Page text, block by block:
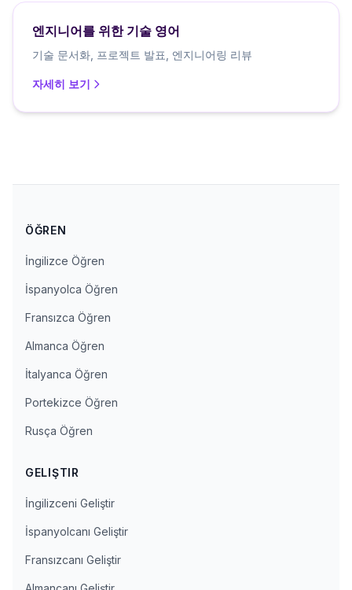
엔지니어를 위한 기술 영어
기술 문서화, 프로젝트 발표, 엔지니어링 리뷰
자세히 보기
ÖĞREN
İngilizce Öğren
İspanyolca Öğren
Fransızca Öğren
Almanca Öğren
İtalyanca Öğren
Portekizce Öğren
Rusça Öğren
GELIŞTIR
İngilizceni Geliştir
İspanyolcanı Geliştir
Fransızcanı Geliştir